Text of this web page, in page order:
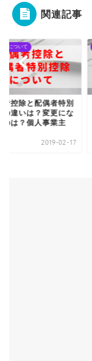
関連記事
告について
者控除と配偶者特別
の違いは？変更にな
のは？個人事業主
2019-02-17